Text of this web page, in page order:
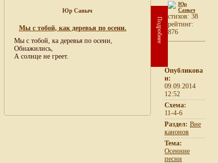
Юр Саныч
Мы с тобой, как деревья по осени.
Мы с тобой, ка деревья по осени,
Обнажились,
А солнце не греет.
Подробнее
Юр
Саныч
cтихов: 38
рейтинг:
876
Опубликова
н:
09.09.2014
12:52
Схема:
11-4-6
Раздел: Вне
канонов
Тема:
Осенние
песни